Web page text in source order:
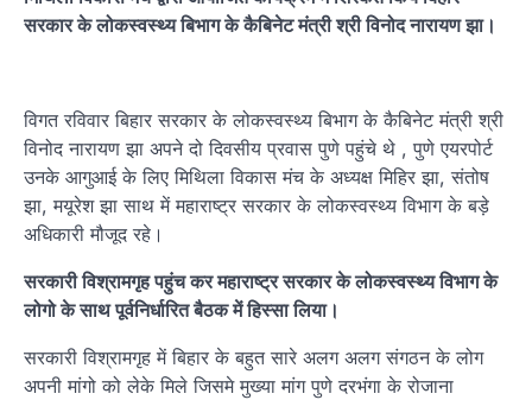
सरकार के लोकस्वस्थ्य बिभाग के कैबिनेट मंत्री श्री विनोद नारायण झा।
विगत रविवार बिहार सरकार के लोकस्वस्थ्य बिभाग के कैबिनेट मंत्री श्री
विनोद नारायण झा अपने दो दिवसीय प्रवास पुणे पहुंचे थे , पुणे एयरपोर्ट
उनके आगुआई के लिए मिथिला विकास मंच के अध्यक्ष मिहिर झा, संतोष
झा, मयूरेश झा साथ में महाराष्ट्र सरकार के लोकस्वस्थ्य विभाग के बड़े
अधिकारी मौजूद रहे।
सरकारी विश्रामगृह पहुंच कर महाराष्ट्र सरकार के लोकस्वस्थ्य विभाग के
लोगो के साथ पूर्वनिर्धारित बैठक में हिस्सा लिया।
सरकारी विश्रामगृह में बिहार के बहुत सारे अलग अलग संगठन के लोग
अपनी मांगो को लेके मिले जिसमे मुख्या मांग पुणे दरभंगा के रोजाना